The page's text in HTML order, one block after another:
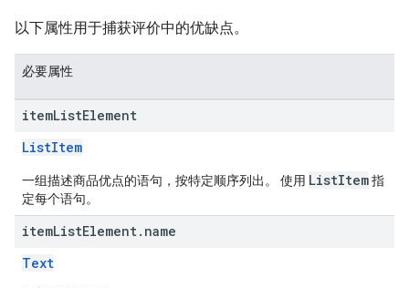
以下属性用于捕获评价中的优缺点。
必要属性
itemListElement
ListItem
一组描述商品优点的语句，按特定顺序列出。 使用 ListItem指
定每个语句。
itemListElement. name
Text